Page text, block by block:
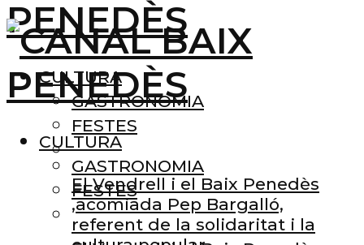
CULTURA
GASTRONOMIA
FESTES
El Vendrell i el Baix Penedès
,acomiada Pep Bargalló,
referent de la solidaritat i la
CULTURA
GASTRONOMIA
FESTES